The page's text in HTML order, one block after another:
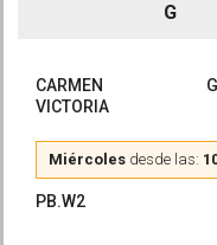
G
CARMEN
VICTORIA
Miércoles desde las:
PB.W2